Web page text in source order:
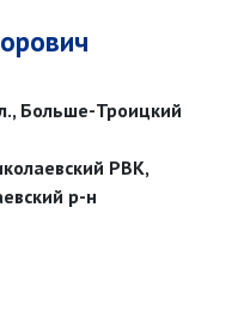
Больше-Троицкий
РВК,
р-н